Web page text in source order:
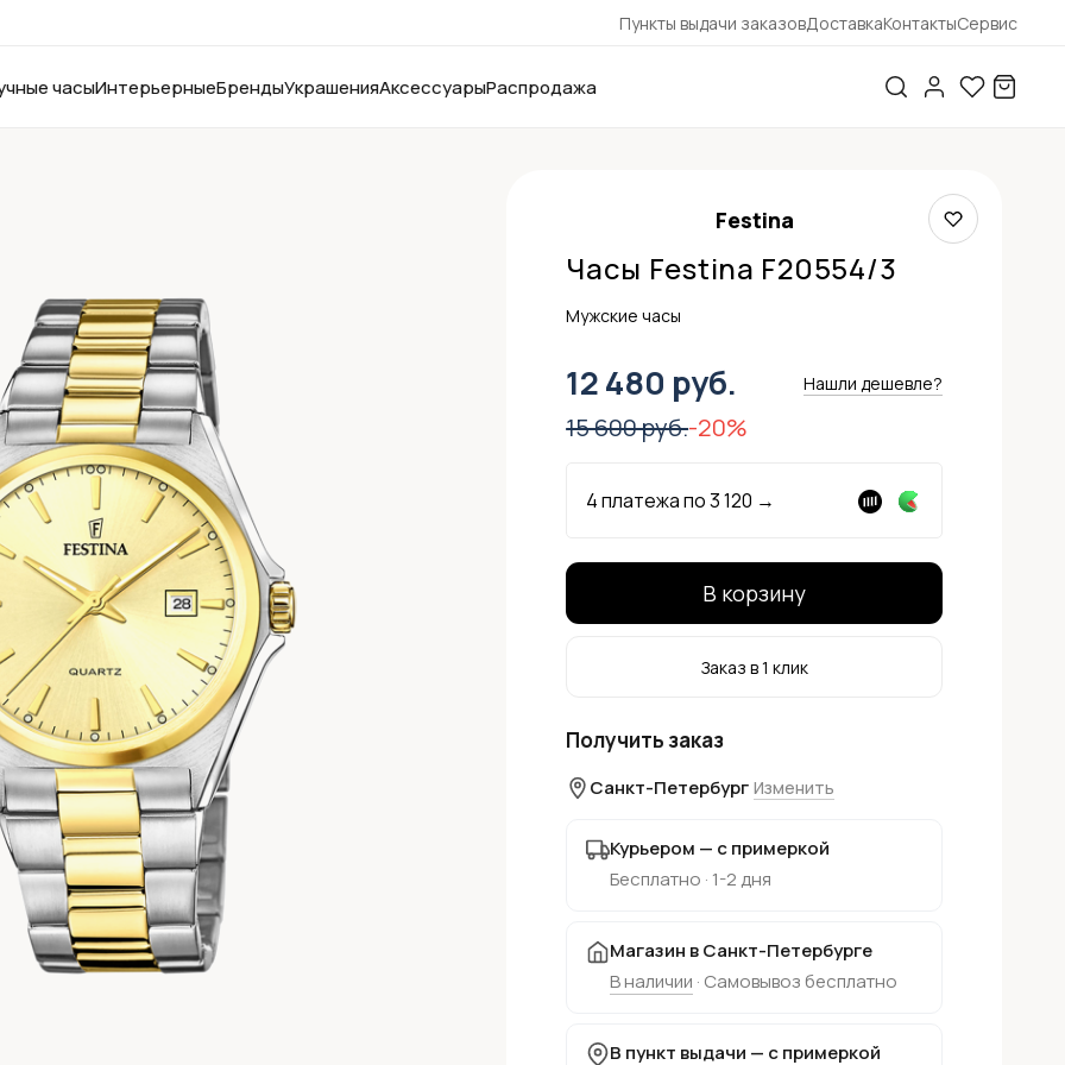
Пункты выдачи заказовДоставкаКонтактыСервис
часыИнтерьерныеБрендыУкрашенияАксессуарыРаспродажа
Festina
Часы Festina F20554/3
Мужские часы
12 480 руб. Нашли дешевле?
15 600 руб.-20%
4 платежа по3 120 →
В корзину
Заказ в 1 клик
Получить заказ
Санкт-Петербург Изменить
Курьером — с примеркой
Бесплатно · 1-2 дня
Магазин в Санкт-Петербурге
В наличии · Самовывоз бесплатно
В пункт выдачи — с примеркой